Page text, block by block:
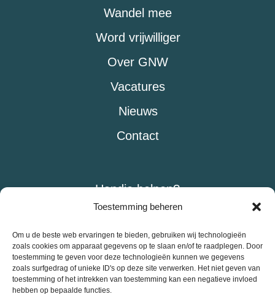
Toestemming beheren
Om u de beste web ervaringen te bieden, gebruiken wij technologieën
zoals cookies om apparaat gegevens op te slaan en/of te raadplegen. Door
toestemming te geven voor deze technologieën kunnen we gegevens
zoals surfgedrag of unieke ID's op deze site verwerken. Het niet geven van
toestemming of het intrekken van toestemming kan een negatieve invloed
hebben op bepaalde functies.
Wandel mee
Word vrijwilliger
Over GNW
Vacatures
Nieuws
Contact
Handje helpen?
Onze wandelaars lopen op eigen risico